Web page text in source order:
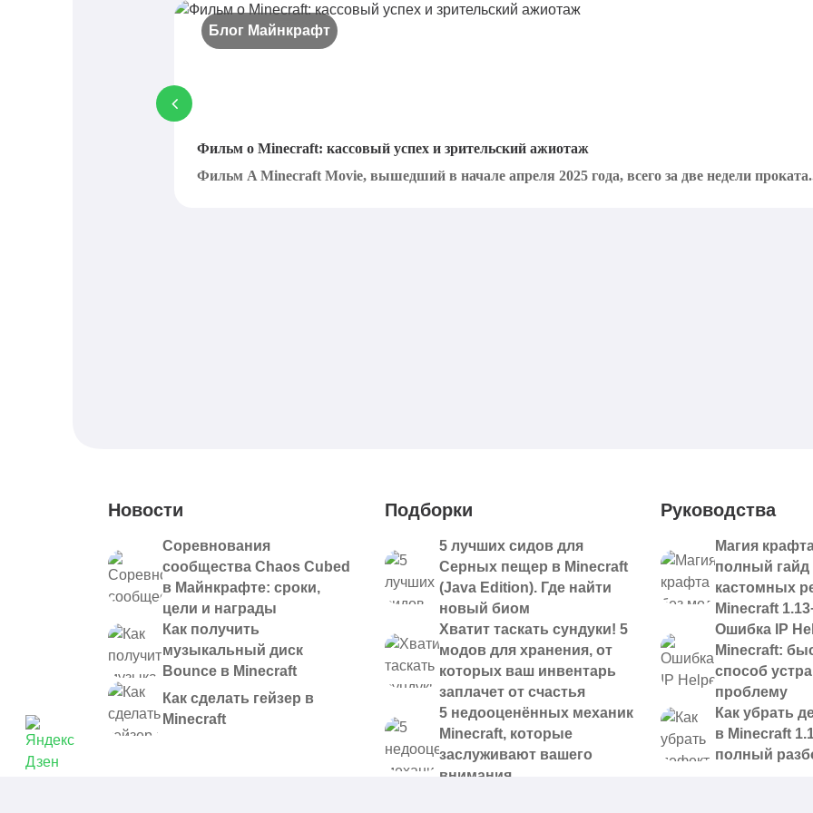
Блог Майнкрафт
Фильм о Minecraft: кассовый успех и зрительский ажиотаж
Фильм A Minecraft Movie, вышедший в начале апреля 2025 года, всего за две недели
Новости
Соревнования
сообщества Chaos Cubed
в Майнкрафте: сроки,
цели и награды
Как получить
музыкальный диск
Bounce в Minecraft
Как сделать гейзер в
Minecraft
Подборки
5 лучших сидов для
Серных пещер в Minecraft
(Java Edition). Где найти
новый биом
Хватит таскать сундуки! 5
модов для хранения, от
которых ваш инвентарь
заплачет от счастья
5 недооценённых механик
Minecraft, которые
заслуживают вашего
внимания
Руководства
Магия
полный
кастомных
Minecraft
Ошибка IP
Minecraft:
способ
проблему
Как убрать
в Minecraft
полный